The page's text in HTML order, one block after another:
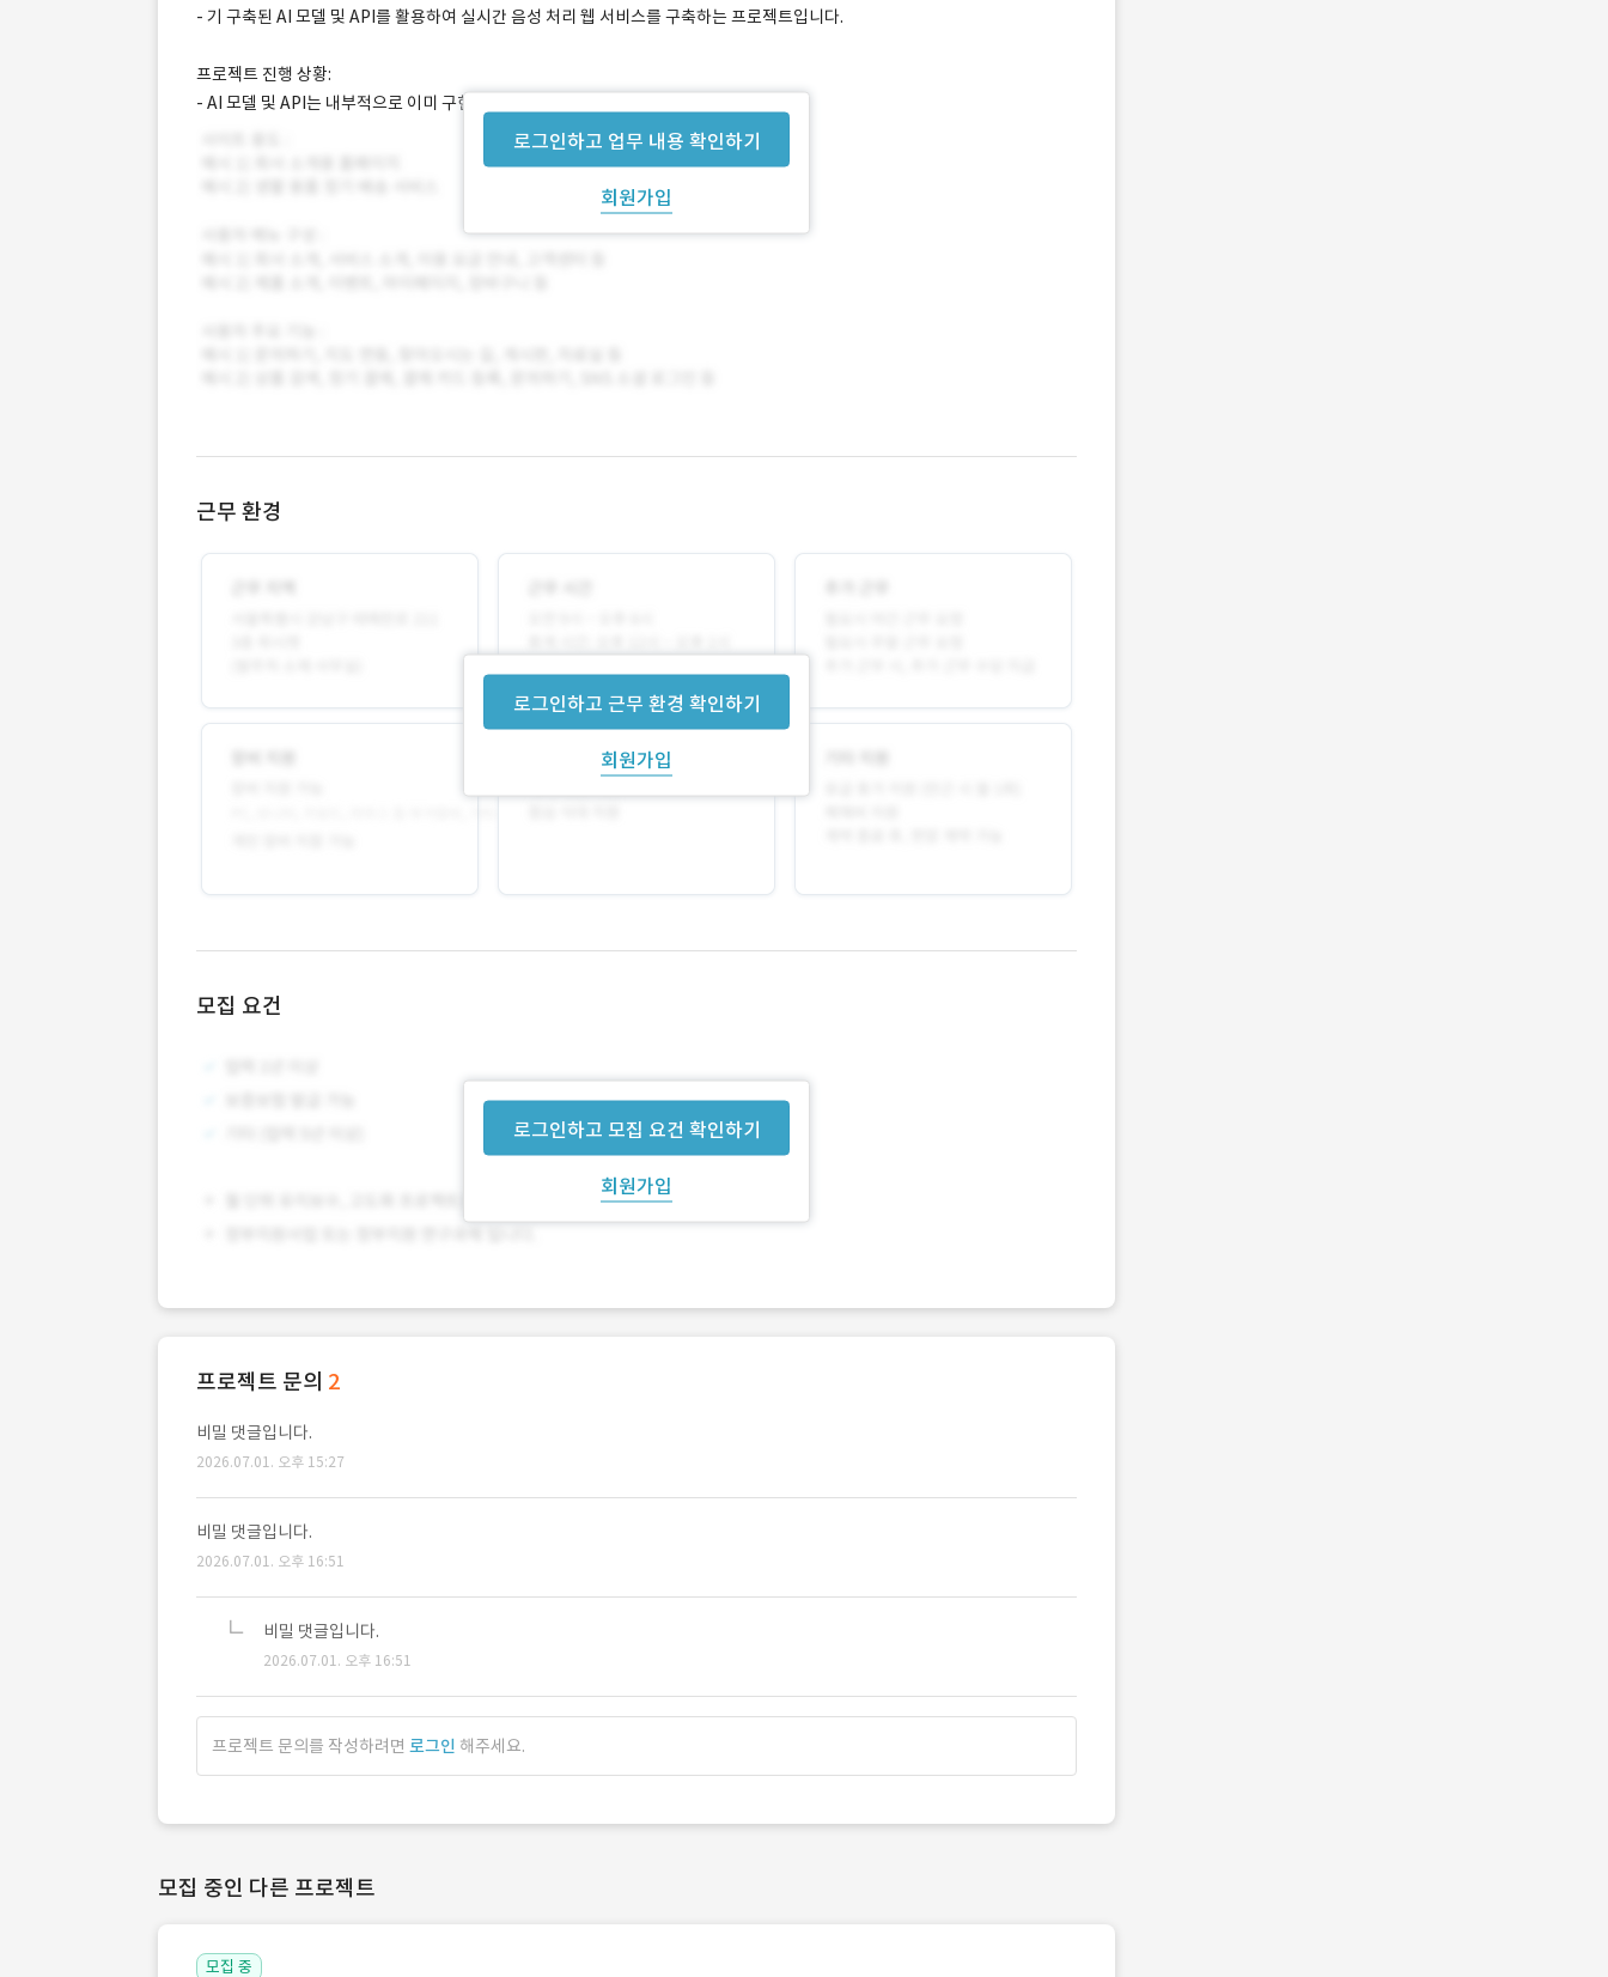
로그인하고 업무 내용 확인하기
회원가입
- 기 구축된 AI 모델 및 API를 활용하여 실시간 음성 처리 웹 서비스를 구축하는 프로젝트입니다.
프로젝트 진행 상황:
- AI 모델 및 API는 내부적으로 이미 구현되어 준비된 상태입니다.
근무 환경
로그인하고 근무 환경 확인하기
회원가입
모집 요건
로그인하고 모집 요건 확인하기
회원가입
프로젝트 문의 2
비밀 댓글입니다.
2026.07.01. 오후 15:27
비밀 댓글입니다.
2026.07.01. 오후 16:51
비밀 댓글입니다.
2026.07.01. 오후 16:51
프로젝트 문의를 작성하려면 로그인 해주세요.
모집 중인 다른 프로젝트
모집 중